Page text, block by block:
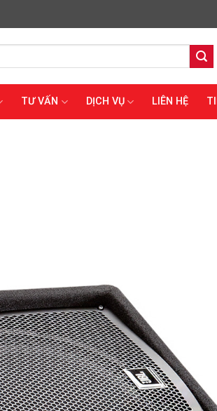
TƯ VẤN DỊCH VỤ LIÊN HỆ